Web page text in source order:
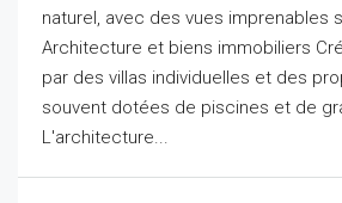
naturel, avec des vues imprenables
Architecture et biens immobiliers
par des villas individuelles et des
souvent dotées de piscines et de
L'architecture...